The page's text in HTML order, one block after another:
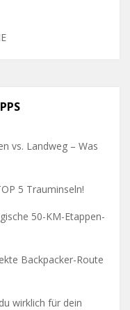
vs. Landweg – Was
5 Trauminseln!
50-KM-Etappen-
Backpacker-Route
wirklich für dein